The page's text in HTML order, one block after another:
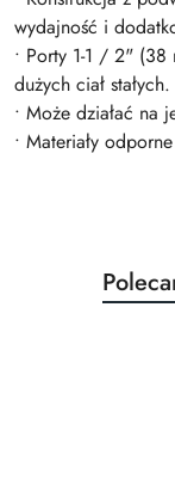
wydajność i
• Porty 1-1 / 2" (38
dużych ciał stałych.
• Może działać na
• Materiały
Pomiń
o